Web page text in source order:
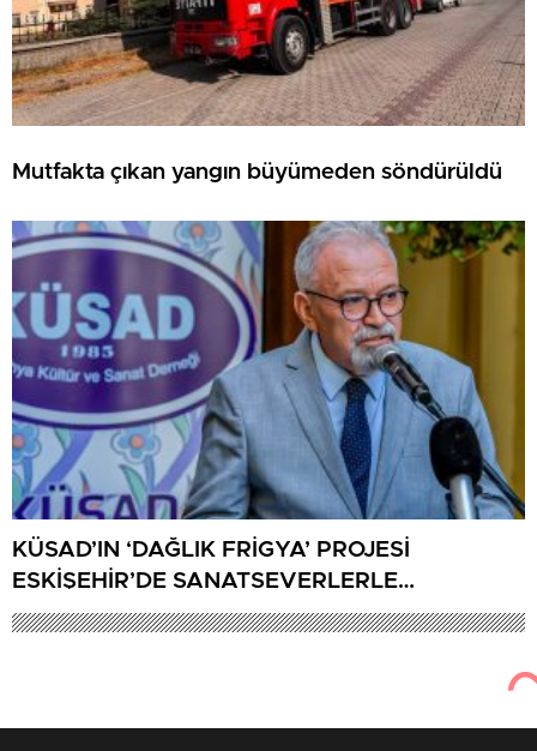
Mutfakta çıkan yangın büyümeden söndürüldü
KÜSAD’IN ‘DAĞLIK FRİGYA’ PROJESİ
ESKİŞEHİR’DE SANATSEVERLERLE
BULUŞUYOR